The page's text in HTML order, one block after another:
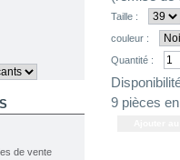
de vente
Taille :
couleur :
Quantité :
9 pièces